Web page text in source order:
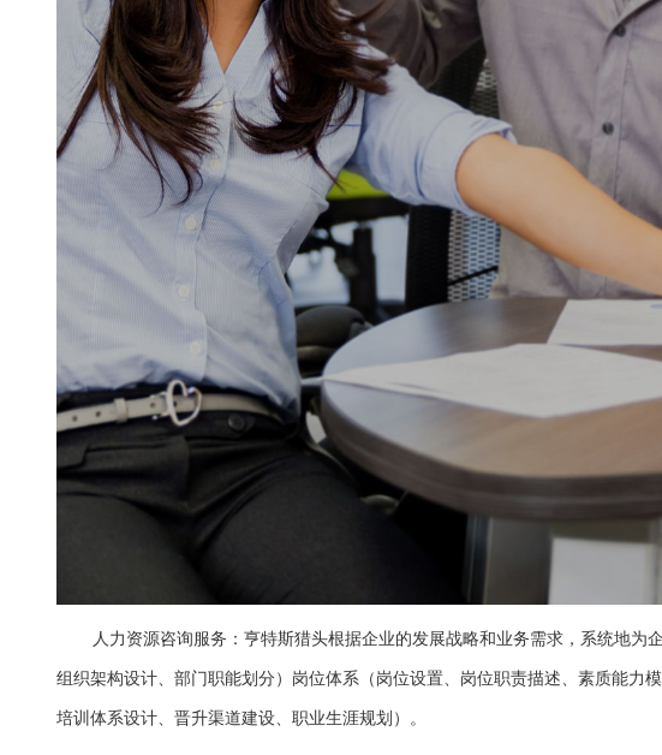
人力资源咨询服务：亨特斯猎头根据企业的发展战略和业务需求，系统地
组织架构设计、部门职能划分）岗位体系（岗位设置、岗位职责描述、素质能
培训体系设计、晋升渠道建设、职业生涯规划）。